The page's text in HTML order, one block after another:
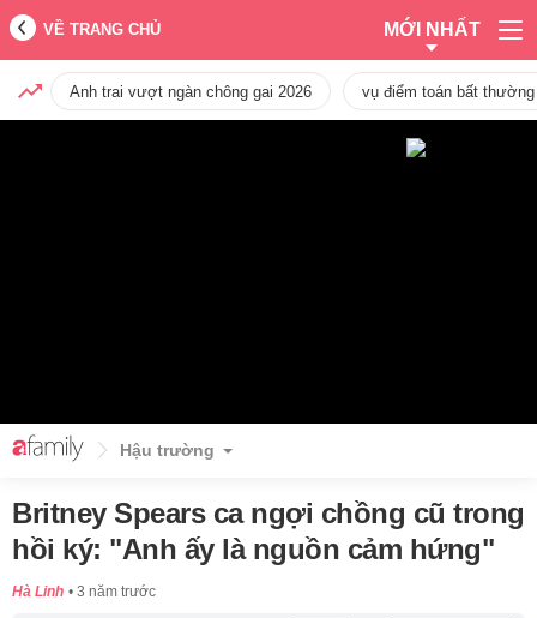
VỀ TRANG CHỦ MỚI NHẤT
Anh trai vượt ngàn chông gai 2026 vụ điểm toán bất
Hậu trường
Britney Spears ca ngợi chồng cũ trong
hồi ký: "Anh ấy là nguồn cảm hứng"
Hà Linh 3 năm trước